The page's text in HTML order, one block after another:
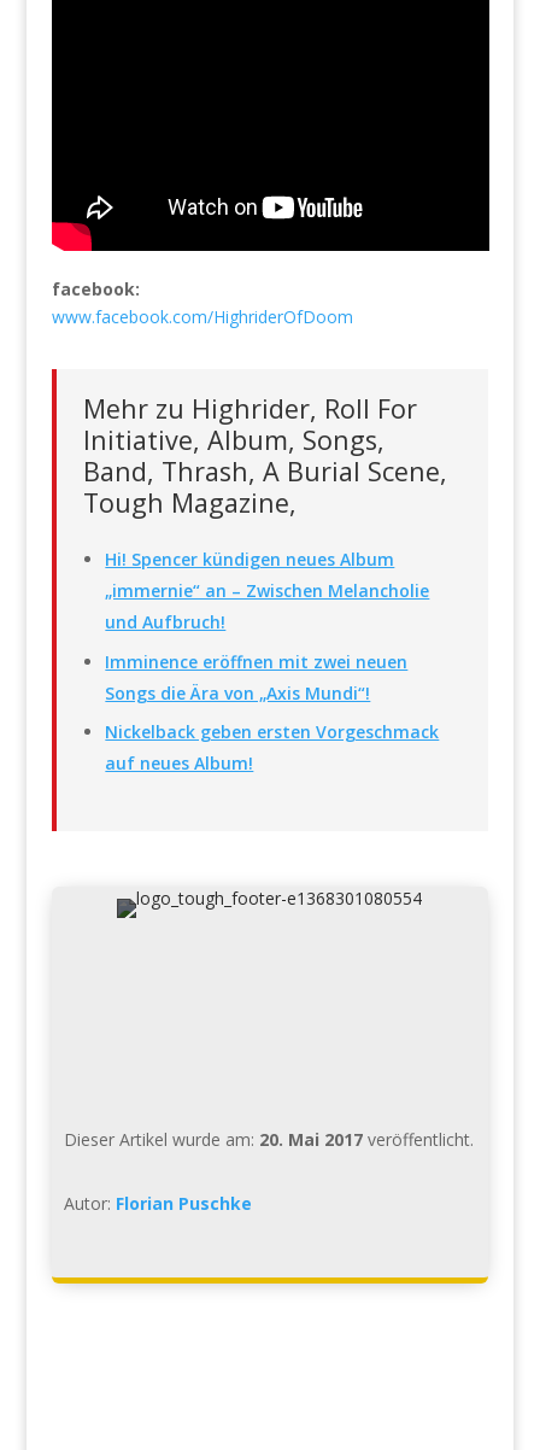
facebook:
www.facebook.com/HighriderOfDoom
Mehr zu Highrider, Roll For
Initiative, Album, Songs,
Band, Thrash, A Burial Scene,
Tough Magazine,
Hi! Spencer kündigen neues Album
„immernie“ an – Zwischen Melancholie
und Aufbruch!
Imminence eröffnen mit zwei neuen
Songs die Ära von „Axis Mundi“!
Nickelback geben ersten Vorgeschmack
auf neues Album!
Dieser Artikel wurde am: 20. Mai 2017veröffentlicht.
Autor: Florian Puschke